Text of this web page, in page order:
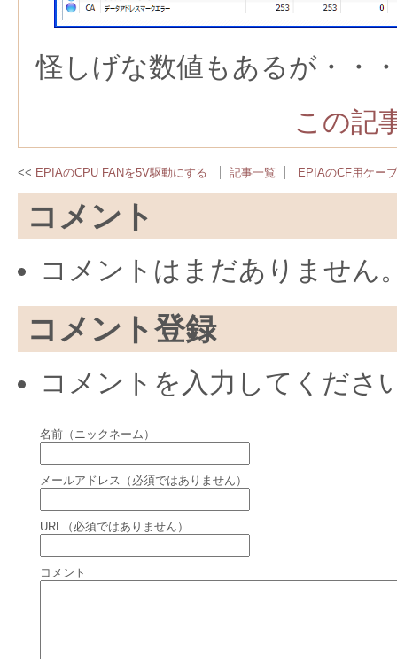
怪しげな数値もあるが・・
この記
EPIAのCPU FANを5V駆動にする 記事一覧 EPIAのCF用ケー
コメント
コメントはまだありません
コメント登録
コメントを入力してくださ
名前（ニックネーム）
メールアドレス（必須ではありません）
URL（必須ではありません）
コメント